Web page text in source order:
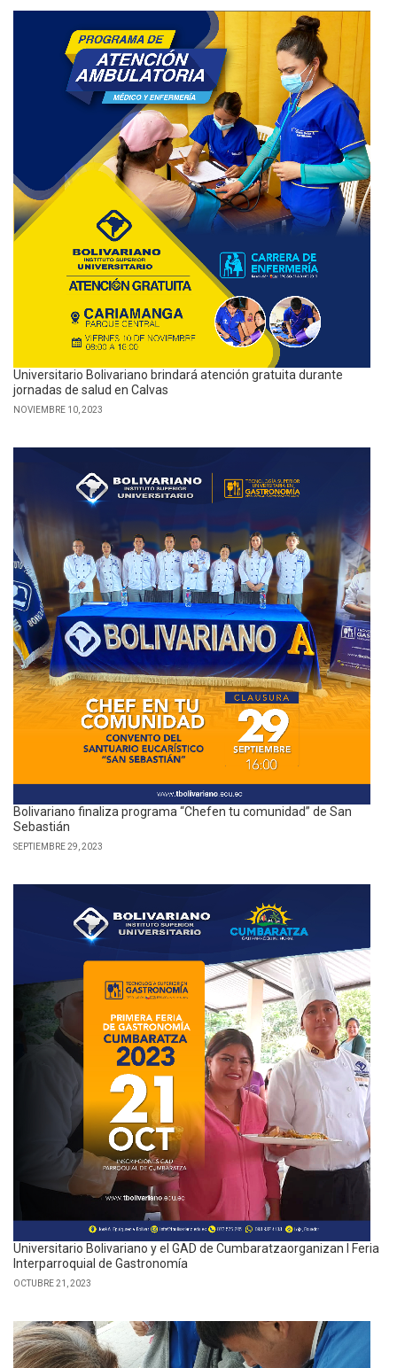
Universitario Bolivariano brindará atención gratuita durante
jornadas de salud en Calvas
NOVIEMBRE 10, 2023
Bolivariano finaliza programa “Chefen tu comunidad” de San
Sebastián
SEPTIEMBRE 29, 2023
Universitario Bolivariano y el GAD de Cumbaratzaorganizan I Feria
Interparroquial de Gastronomía
OCTUBRE 21, 2023